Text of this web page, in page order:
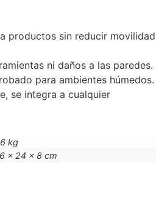
productos sin reducir movilidad
ni daños a las paredes.
para ambientes húmedos.
se integra a cualquier
kg
× 24 × 8 cm